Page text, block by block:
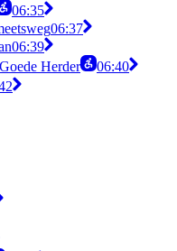
06:35
06:37
06:39
Herder
06:40